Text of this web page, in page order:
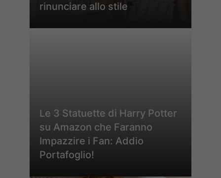
rinunciare allo stile
Le 3 Statuette di Harry Potter
su Amazon che Faranno
Impazzire i Fan: Addio
Portafoglio!